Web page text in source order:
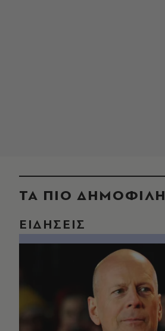
ΤΑ ΠΙΟ ΔΗΜΟΦΙΛΗ
ΕΙΔΗΣΕΙΣ